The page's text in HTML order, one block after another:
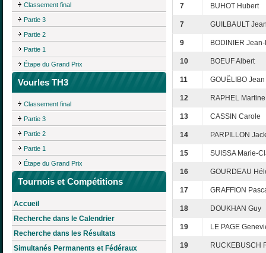
Classement final
Partie 3
Partie 2
Partie 1
Étape du Grand Prix
Vourles TH3
Classement final
Partie 3
Partie 2
Partie 1
Étape du Grand Prix
Tournois et Compétitions
Accueil
Recherche dans le Calendrier
Recherche dans les Résultats
Simultanés Permanents et Fédéraux
7 BUHOT Hubert
7 GUILBAULT
9 BODINIER
10 BOEUF Albert
11 GOUËLIBO Jean
12 RAPHEL Martine
13 CASSIN Carole
14 PARPILLON
15 SUISSA Marie-
16 GOURDEAU
17 GRAFFION
18 DOUKHAN Guy
19 LE PAGE
19 RUCKEBUSCH